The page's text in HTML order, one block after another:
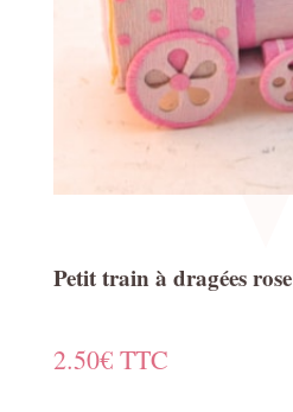
Petit train à dragées rose
2.50€ TTC